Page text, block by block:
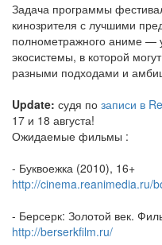
Задача программы
кинозрителя с лучшими
полнометражного аниме —
экосистемы, в которой
разными подходами и
Update: судя по записи в
17 и 18 августа!
Ожидаемые фильмы :
- Буквоежка (2010), 16+
http://cinema.reanimedia.ru/
- Берсерк: Золотой век.
http://berserkfilm.ru/